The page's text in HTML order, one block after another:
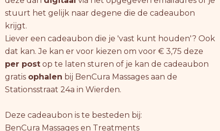
stuurt het gelijk naar degene die de cadeaubon
krijgt.
Liever een cadeaubon die je 'vast kunt houden'? Ook
dat kan. Je kan er voor kiezen om voor € 3,75 deze
per post op te laten sturen of je kan de cadeaubon
gratis ophalen bij BenCura Massages aan de
Stationsstraat 24a in Wierden.
Deze cadeaubon is te besteden bij:
BenCura Massages en Treatments